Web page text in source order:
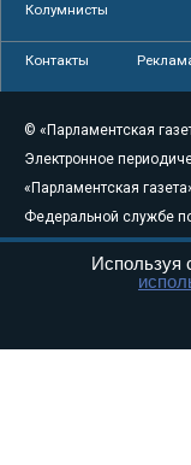
Колумнисты
Контакты
© «Парламентская
Электронное
«Парламентская
Федеральной службе
связи,
массовых
Свидетельство о
Используя